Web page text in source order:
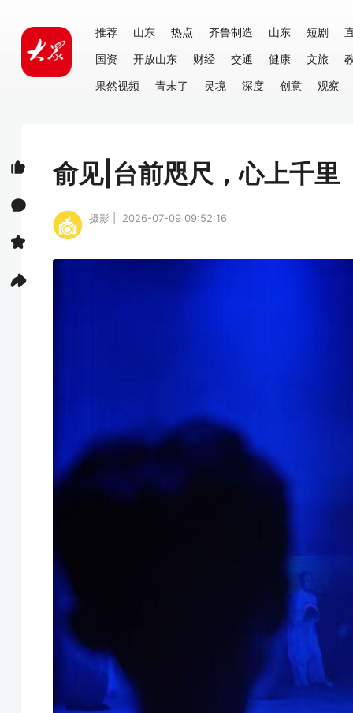
推荐 山东 热点 齐鲁制造 山东 短剧
国资
开放山东 财经 交通 健康 文旅
果然视频
青未了 灵境 深度 创意 观察
俞见|台前咫尺，心上千里
摄影 | 2026-07-09 09:52:16